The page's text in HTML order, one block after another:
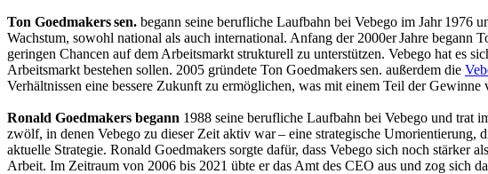
Ton Goedmakers sen. begann seine berufliche Laufbahn bei Vebego im Jahr 1976
Wachstum, sowohl national als auch international. Anfang der 2000er Jahre begann
geringen Chancen auf dem Arbeitsmarkt strukturell zu unterstützen. Vebego hat es
Arbeitsmarkt bestehen sollen. 2005 gründete Ton Goedmakers sen. außerdem die
Verhältnissen eine bessere Zukunft zu ermöglichen, was mit einem Teil der
Ronald Goedmakers begann 1988 seine berufliche Laufbahn bei Vebego und trat
zwölf, in denen Vebego zu dieser Zeit aktiv war – eine strategische Umorientierung,
aktuelle Strategie. Ronald Goedmakers sorgte dafür, dass Vebego sich noch
Arbeit. Im Zeitraum von 2006 bis 2021 übte er das Amt des CEO aus und zog sich